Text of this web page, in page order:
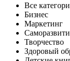
Все
Бизнес
Маркетинг
Творчество
Здоровый